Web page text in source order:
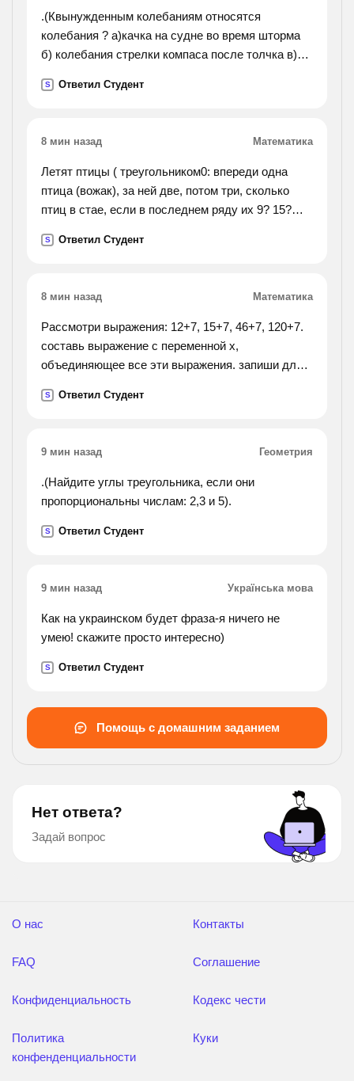
.(Квынужденным колебаниям относятся
колебания ? а)качка на судне во время шторма
б) колебания стрелки компаса после толчка в)
мячиком г) колебания стрелки весов при
S Ответил Студент
8 мин назад Математика
Летят птицы ( треугольником0: впереди одна
птица (вожак), за ней две, потом три, сколько
птиц в стае, если в последнем ряду их 9? 15?
S Ответил Студент
8 мин назад Математика
Рассмотри выражения: 12+7, 15+7, 46+7, 120+7.
составь выражение с переменной х,
объединяющее все эти выражения. запиши для
S Ответил Студент
9 мин назад Геометрия
.(Найдите углы треугольника, если они
пропорциональны числам: 2,3 и 5).
S Ответил Студент
9 мин назад Українська мова
Как на украинском будет фраза-я ничего не
умею! скажите просто интересно)
S Ответил Студент
Помощь с домашним заданием
Нет ответа?
Задай вопрос
О нас
FAQ
Конфиденциальность
Политика
конфенденциальности
Контакты
Соглашение
Кодекс чести
Куки